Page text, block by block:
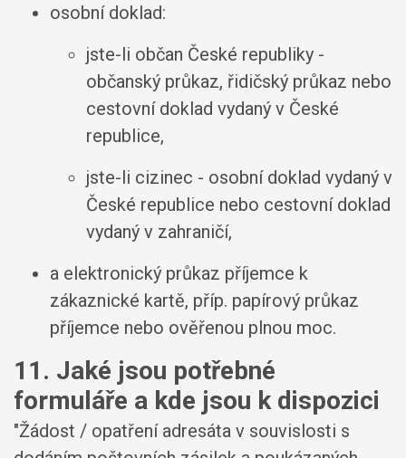
osobní doklad:
jste-li občan České republiky -
občanský průkaz, řidičský průkaz nebo
cestovní doklad vydaný v České
republice,
jste-li cizinec - osobní doklad vydaný v
České republice nebo cestovní doklad
vydaný v zahraničí,
a elektronický průkaz příjemce k
zákaznické kartě, příp. papírový průkaz
příjemce nebo ověřenou plnou moc.
11. Jaké jsou potřebné
formuláře a kde jsou k dispozici
"Žádost / opatření adresáta v souvislosti s